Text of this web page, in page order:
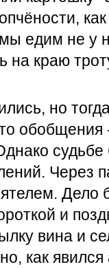
едим не у
на краю
но
Через
Дело
и
вина и
как